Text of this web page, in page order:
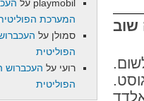
שוב
playmobil על
המערכת
סמולן על
הפוליטית
רועי על העכברוש
הפוליטית